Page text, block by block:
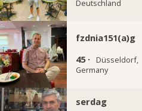
Deutschland
fzdnia151(a)g
45 ·
Düsseldorf,
Germany
serdag